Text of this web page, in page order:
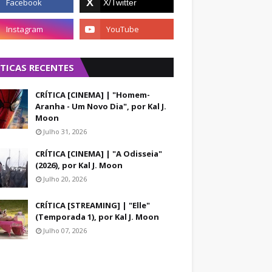
RECENTES
CRÍTICA [CINEMA] | "Homem-
Aranha - Um Novo Dia", por Kal J.
Moon
Julho 31, 2026
CRÍTICA [CINEMA] | "A Odisseia"
(2026), por Kal J. Moon
Julho 20, 2026
CRÍTICA [STREAMING] | "Elle"
(Temporada 1), por Kal J. Moon
Julho 07, 2026